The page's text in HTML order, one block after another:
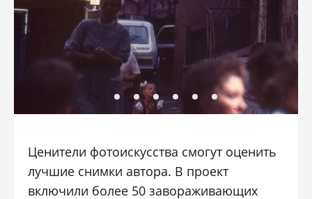
Ценители фотоискусства смогут оценить
лучшие снимки автора. В проект
включили более 50 завораживающих